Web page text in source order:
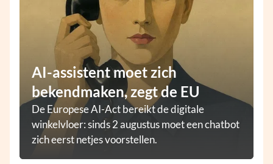
AI-assistent moet zich
bekendmaken, zegt de EU
De Europese AI-Act bereikt de digitale
winkelvloer: sinds 2 augustus moet een chatbot
zich eerst netjes voorstellen.